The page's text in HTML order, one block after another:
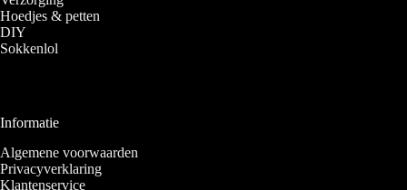
Hoedjes & petten
DIY
Sokkenlol
Informatie
Algemene voorwaarden
Privacyverklaring
Klantenservice